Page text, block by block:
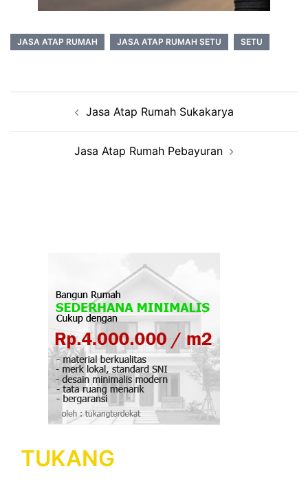
JASA ATAP RUMAH JASA ATAP RUMAH SETU SETU
navigationJasa Atap Rumah Sukakarya
Jasa Atap Rumah Pebayuran
TUKANG